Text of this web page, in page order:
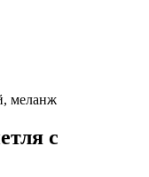
меланж
с